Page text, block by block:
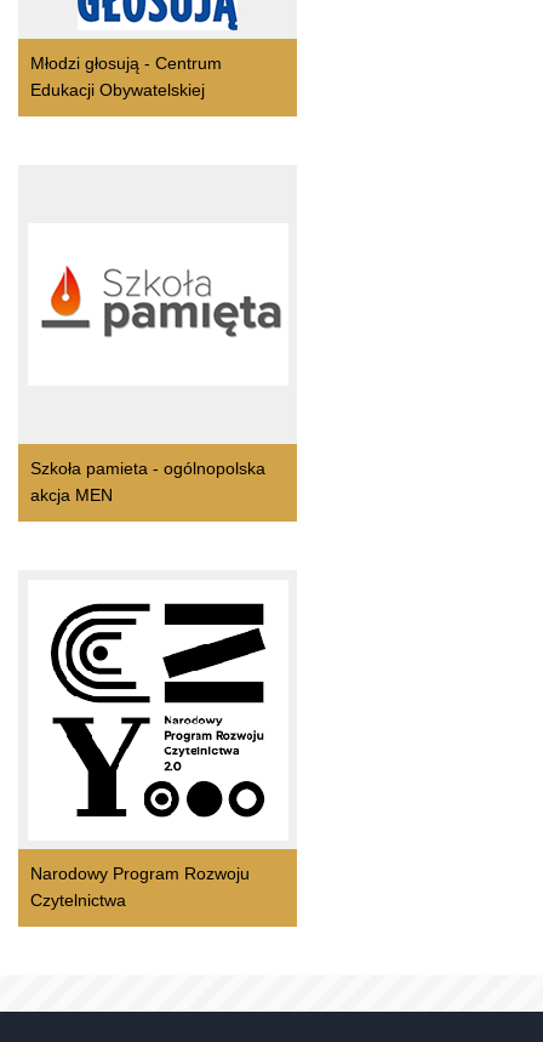
Młodzi głosują - Centrum
Edukacji Obywatelskiej
Szkoła pamieta - ogólnopolska
akcja MEN
Narodowy Program Rozwoju
Czytelnictwa